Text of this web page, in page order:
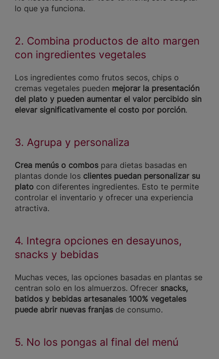
lo que ya funciona.
2. Combina productos de alto margen
con ingredientes vegetales
Los ingredientes como frutos secos, chips o
cremas vegetales pueden mejorar la presentación
del plato y pueden aumentar el valor percibido sin
elevar significativamente el costo por porción.
3. Agrupa y personaliza
Crea menús o combos para dietas basadas en
plantas donde los clientes puedan personalizar su
plato con diferentes ingredientes. Esto te permite
controlar el inventario y ofrecer una experiencia
atractiva.
4. Integra opciones en desayunos,
snacks y bebidas
Muchas veces, las opciones basadas en plantas se
centran solo en los almuerzos. Ofrecer snacks,
batidos y bebidas artesanales 100% vegetales
puede abrir nuevas franjas de consumo.
5. No los pongas al final del menú